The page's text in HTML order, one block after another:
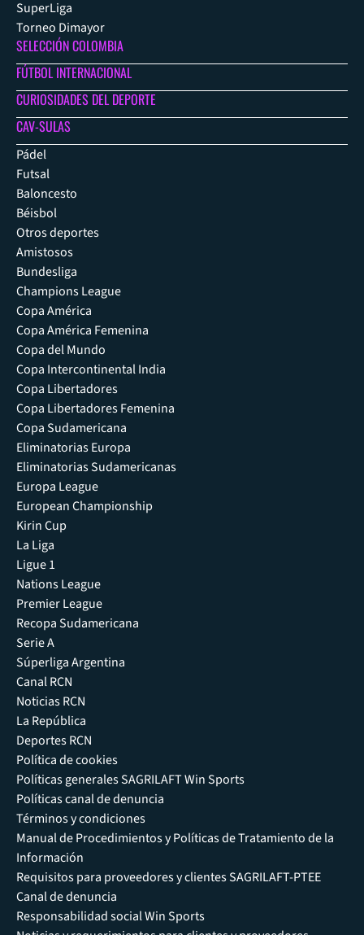
SuperLiga
Torneo Dimayor
SELECCIÓN COLOMBIA
FÚTBOL INTERNACIONAL
CURIOSIDADES DEL DEPORTE
CAV-SULAS
Pádel
Futsal
Baloncesto
Béisbol
Otros deportes
Amistosos
Bundesliga
Champions League
Copa América
Copa América Femenina
Copa del Mundo
Copa Intercontinental India
Copa Libertadores
Copa Libertadores Femenina
Copa Sudamericana
Eliminatorias Europa
Eliminatorias Sudamericanas
Europa League
European Championship
Kirin Cup
La Liga
Ligue 1
Nations League
Premier League
Recopa Sudamericana
Serie A
Súperliga Argentina
Canal RCN
Noticias RCN
La República
Deportes RCN
Política de cookies
Políticas generales SAGRILAFT Win Sports
Políticas canal de denuncia
Términos y condiciones
Manual de Procedimientos y Políticas de Tratamiento de la
Información
Requisitos para proveedores y clientes SAGRILAFT-PTEE
Canal de denuncia
Responsabilidad social Win Sports